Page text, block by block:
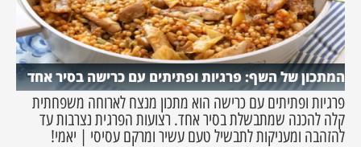
המתכון של השף: פרגיות ופתיתים עם כרישה בסיר אחד
פרגיות ופתיתים עם כרישה הוא מתכון מנצח לארוחה משפחתית
קלה להכנה שמתבשלת בסיר אחד. רצועות הפרגית נצרבות עד
להזהבה ומעניקות לתבשיל טעם עשיר ומרקם עסיסי | יאמי!